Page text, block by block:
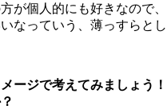
が個人的にも好きなので、
なっていう、薄っすらとし
ージで考えてみましょう！